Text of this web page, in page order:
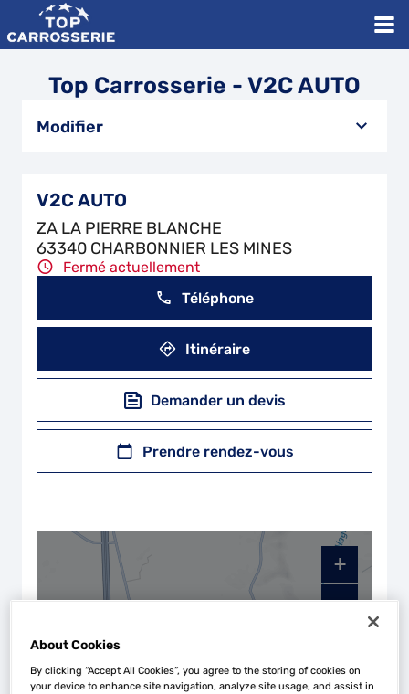
Top Carrosserie - V2C AUTO
Modifier
V2C AUTO
ZA LA PIERRE BLANCHE
63340 CHARBONNIER LES MINES
Fermé actuellement
Téléphone
Itinéraire
Demander un devis
Prendre rendez-vous
+
−
About Cookies
By clicking “Accept All Cookies”, you agree to the storing of cookies on
your device to enhance site navigation, analyze site usage, and assist in